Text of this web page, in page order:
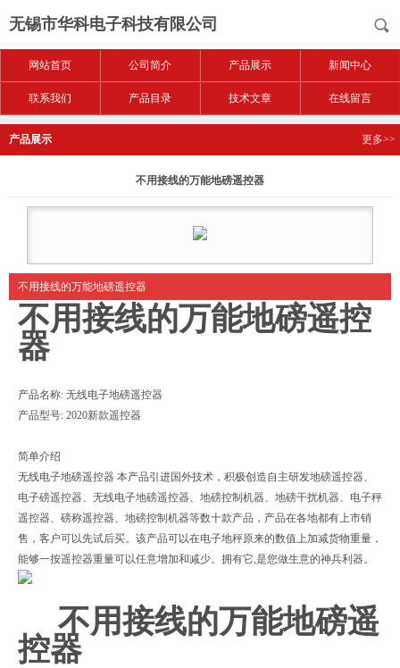
无锡市华科电子科技有限公司
网站首页 公司简介 产品展示 新闻中心
联系我们 产品目录 技术文章 在线留言
产品展示 更多>>
不用接线的万能地磅遥控器
不用接线的万能地磅遥控器
不用接线的万能地磅遥控
器
产品名称: 无线电子地磅遥控器
产品型号: 2020新款遥控器
简单介绍
无线电子地磅遥控器 本产品引进国外技术，积极创造自主研发地磅遥控器、
电子磅遥控器、无线电子地磅遥控器、地磅控制机器、地磅干扰机器、电子秤
遥控器、磅称遥控器、地磅控制机器等数十款产品，产品在各地都有上市销
售，客户可以先试后买。该产品可以在电子地秤原来的数值上加减货物重量，
能够一按遥控器重量可以任意增加和减少。拥有它,是您做生意的神兵利器。
不用接线的万能地磅遥
控器